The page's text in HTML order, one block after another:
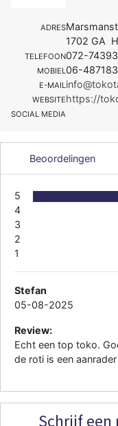
ADRES
1702 GA
TELEFOON072-
MOBIEL06-
E-MAIL
WEBSITEhttps://
SOCIAL MEDIA
Beoordelingen
5
4
3
2
1
Stefan
05-08-2025
Review:
Echt een top toko.
de roti is een aanrader
Schrijf een